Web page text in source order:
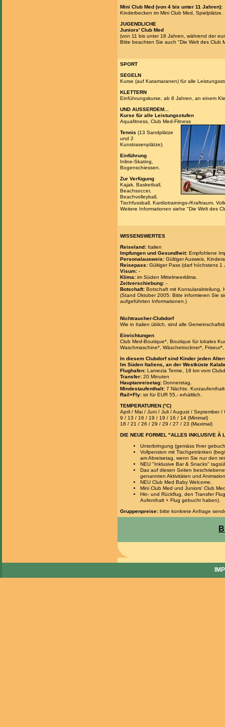
Mini Club Med (von 4 bis unter 11 Jahren):
Kinderbecken im Mini Club Med, Spielplätze.
JUGENDLICHE
Juniors' Club Med
(von 11 bis unter 18 Jahren, während der
Bitte beachten Sie auch "Die Welt des Club
SPORT
SEGELN
Kurse (auf Katamaranen) für alle
KLETTERN
Einführungskurse, ab 8 Jahren, an einem
UND AUSSERDEM...
Kurse für alle Leistungsstufen
Aquafitness, Club Med-Fitness
Tennis (13 Sandplätze
und 2
Kunstrasenplätze).
Einführung
Inline-Skating,
Bogenschiessen.
Zur Verfügung
Kajak, Basketball,
Beachsoccer,
Beachvolleyball,
Tischfussball, Kardiotrainings-/Kraftraum,
Weitere Informationen siehe "Die Welt des
WISSENSWERTES
Reiseland: Italien
Impfungen und Gesundheit: Empfohlene
Personalausweis: Gültiger Ausweis,
Reisepass: Gültiger Pass (darf höchstens
Visum: -
Klima: im Süden Mittelmeerklima.
Zeitverschiebung: -
Botschaft: Botschaft mit Konsularabteilung,
(Stand Oktober 2005: Bitte informieren Sie
aufgeführten Informationen.)
Nichtraucher-Clubdorf
Wie in Italien üblich, sind alle
Einrichtungen
Club Med-Boutique*, Boutique für lokales
Waschmaschine*, Wäschetrockner*,
In diesem Clubdorf sind Kinder jeden
Im Süden Italiens, an der Westküste
Flughafen: Lamezia Terme, 18 km vom
Transfer: 20 Minuten
Hauptanreisetag: Donnerstag.
Mindestaufenthalt: 7 Nächte.
Rail+Fly: ist für EUR 55,- erhältlich.
TEMPERATUREN (°C)
April / Mai / Juni / Juli / August / September /
9 / 13 / 16 / 19 / 19 / 16 / 14 (Minimal)
18 / 21 / 26 / 29 / 29 / 27 / 23 (Maximal)
DIE NEUE FORMEL "ALLES INKLUSIVE À
Unterbringung (gemäss Ihrer
Vollpension mit Tischgetränken
am Abreisetag, wenn Sie nur den
NEU "Inklusive Bar & Snacks"
Das auf diesen Seiten
genannten Aktivitäten und
NEU Club Med Baby Welcome.
Mini Club Med und Juniors' Club
Hin- und Rückflug, den Transfer
Aufenthalt + Flug gebucht haben).
Gruppenpreise: bitte konkrete Anfrage